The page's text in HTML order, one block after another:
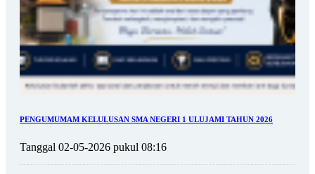
PENGUMUMAM KELULUSAN SMA NEGERI 1 ULUJAMI TAHUN 2026
Tanggal 02-05-2026 pukul 08:16